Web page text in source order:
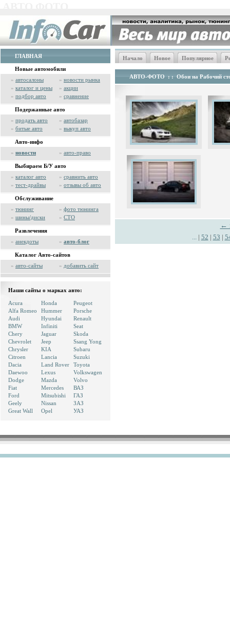
ГЛАВНАЯ
Новые автомобили
» автосалоны » новости рынка
» каталог и цены » акции
» подбор авто » сравнение
Подержанные авто
» продать авто » автобазар
» битые авто » выкуп авто
Авто-инфо
» новости » авто-право
Выбираем Б/У авто
» каталог авто » сравнить авто
» тест-драйвы » отзывы об авто
Обслуживание
» тюнинг » фото тюнинга
» шины/диски » СТО
Развлечения
» анекдоты » авто-блог
Каталог Авто-сайтов
» авто-сайты » добавить сайт
Наши сайты о марках авто:
Acura
Alfa Romeo
Audi
BMW
Chery
Chevrolet
Chrysler
Citroen
Dacia
Daewoo
Dodge
Fiat
Ford
Geely
Great Wall
Honda
Hummer
Hyundai
Infiniti
Jaguar
Jeep
KIA
Lancia
Land Rover
Lexus
Mazda
Mercedes
Mitsubishi
Nissan
Opel
Peugeot
Porsche
Renault
Seat
Skoda
Ssang Yong
Subaru
Suzuki
Toyota
Volkswagen
Volvo
ВАЗ
ГАЗ
ЗАЗ
УАЗ
Начало Новое Популярное
АВТО-ФОТО : : Обои на Рабочий
←
... | 52 | 53 |